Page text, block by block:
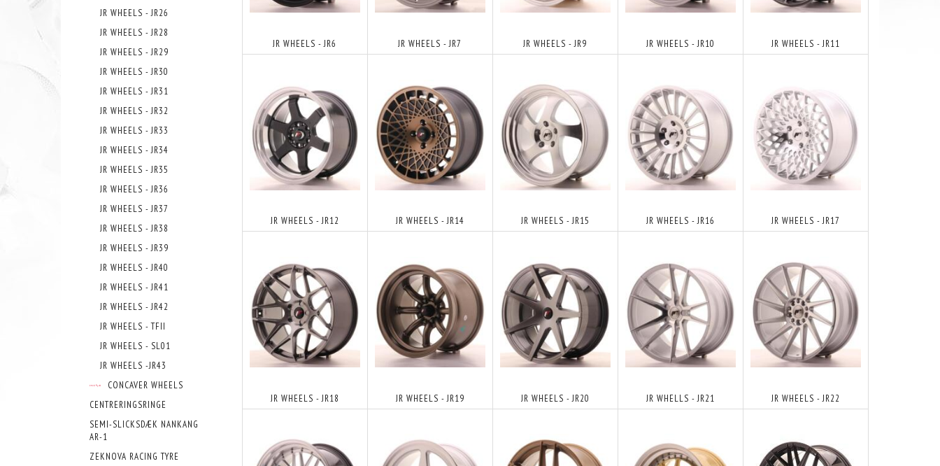
JR WHEELS - JR26
JR WHEELS - JR28
JR WHEELS - JR29
JR WHEELS - JR30
JR WHEELS - JR31
JR WHEELS - JR32
JR WHEELS - JR33
JR WHEELS - JR34
JR WHEELS - JR35
JR WHEELS - JR36
JR WHEELS - JR37
JR WHEELS - JR38
JR WHEELS - JR39
JR WHEELS - JR40
JR WHEELS - JR41
JR WHEELS - JR42
JR WHEELS - TFII
JR WHEELS - SL01
JR WHEELS -JR43
CONCAVER WHEELS
CENTRERINGSRINGE
SEMI-SLICKSDÆK NANKANG
AR-1
ZEKNOVA RACING TYRE
JR WHEELS - JR6 JR WHEELS - JR7 JR WHEELS - JR9 JR WHEELS - JR10 JR WHEELS - JR11
JR WHEELS - JR12 JR WHEELS - JR14 JR WHEELS - JR15 JR WHEELS - JR16 JR WHEELS - JR17
JR WHEELS - JR18 JR WHEELS - JR19 JR WHEELS - JR20 JR WHELLS - JR21 JR WHEELS - JR22